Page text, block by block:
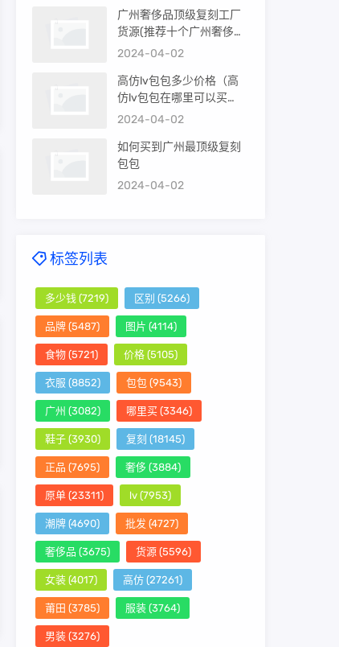
广州奢侈品顶级复刻工厂
货源(推荐十个广州奢侈品
购买渠道)
2024-04-02
高仿lv包包多少价格（高
仿lv包包在哪里可以买
到）
2024-04-02
如何买到广州最顶级复刻
包包
2024-04-02
标签列表
多少钱 (7219) 区别 (5266)
品牌 (5487) 图片 (4114)
食物 (5721) 价格 (5105)
衣服 (8852) 包包 (9543)
广州 (3082) 哪里买 (3346)
鞋子 (3930) 复刻 (18145)
正品 (7695) 奢侈 (3884)
原单 (23311) lv (7953)
潮牌 (4690) 批发 (4727)
奢侈品 (3675) 货源 (5596)
女装 (4017) 高仿 (27261)
莆田 (3785) 服装 (3764)
男装 (3276)